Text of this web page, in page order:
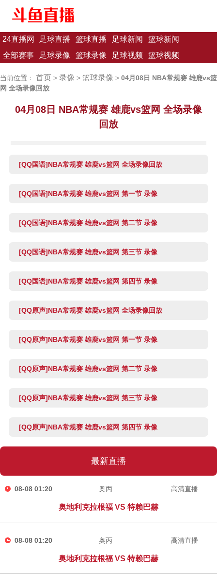
24直播网 足球直播 篮球直播 足球新闻
篮球新闻
全部赛事
足球录像 篮球录像 足球视频 篮球视频
当前位置： 首页 > 录像 > 篮球录像 > 04月08日 NBA常规赛 雄鹿vs篮
网 全场录像回放
04月08日 NBA常规赛 雄鹿vs篮网 全场录像
回放
[QQ国语]NBA常规赛 雄鹿vs篮网 全场录像回放
[QQ国语]NBA常规赛 雄鹿vs篮网 第一节 录像
[QQ国语]NBA常规赛 雄鹿vs篮网 第二节 录像
[QQ国语]NBA常规赛 雄鹿vs篮网 第三节 录像
[QQ国语]NBA常规赛 雄鹿vs篮网 第四节 录像
[QQ原声]NBA常规赛 雄鹿vs篮网 全场录像回放
[QQ原声]NBA常规赛 雄鹿vs篮网 第一节 录像
[QQ原声]NBA常规赛 雄鹿vs篮网 第二节 录像
[QQ原声]NBA常规赛 雄鹿vs篮网 第三节 录像
[QQ原声]NBA常规赛 雄鹿vs篮网 第四节 录像
最新直播
08-08 01:20 奥丙
奥地利克拉根福 VS 特赖巴赫
高清直播
08-08 01:20 奥丙
奥地利克拉根福 VS 特赖巴赫
高清直播